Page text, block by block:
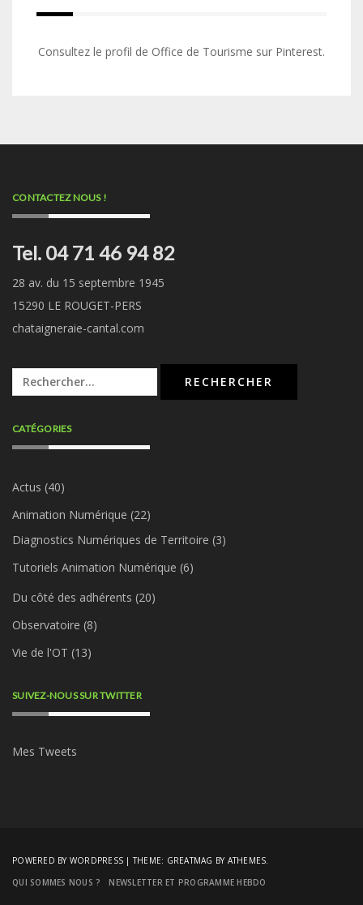
Consultez le profil de Office de Tourisme sur Pinterest.
CONTACTEZ NOUS !
Tel. 04 71 46 94 82
28 av. du 15 septembre 1945
15290 LE ROUGET-PERS
chataigneraie-cantal.com
Rechercher :
CATÉGORIES
Actus (40)
Animation Numérique (22)
Diagnostics Numériques de Territoire (3)
Tutoriels Animation Numérique (6)
Du côté des adhérents (20)
Observatoire (8)
Vie de l'OT (13)
SUIVEZ-NOUS SUR TWITTER
Mes Tweets
POWERED BY WORDPRESS |THEME: GREATMAG BY ATHEMES.
QUI SOMMES NOUS ?
NEWSLETTER ET PROGRAMME HEBDO